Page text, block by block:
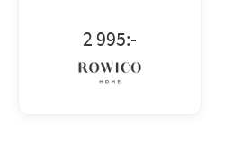
2 995:-